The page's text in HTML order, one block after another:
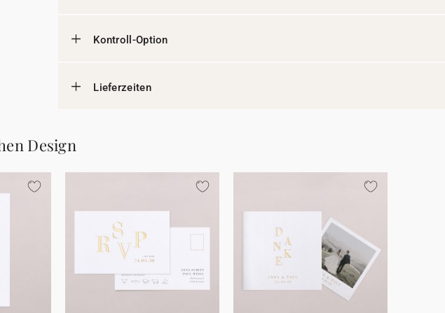
Kontroll-Option
Lieferzeiten
Design